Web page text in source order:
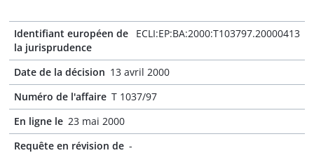
Identifiant européen de
la jurisprudence
ECLI:EP:BA:2000:T103797.20000413
Date de la décision 13 avril 2000
Numéro de l'affaire T 1037/97
En ligne le 23 mai 2000
Requête en révision de -